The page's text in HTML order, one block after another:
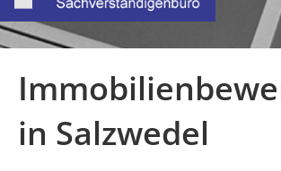
in Salzwedel